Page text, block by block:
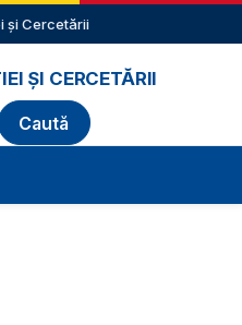
și Cercetării
ȘI CERCETĂRII